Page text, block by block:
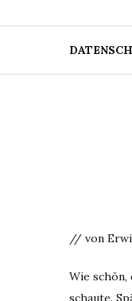
// von
Wie schön,
schaute.